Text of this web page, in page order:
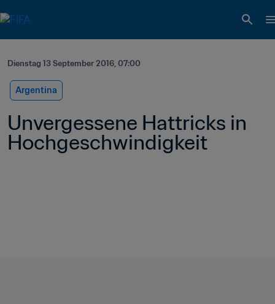
Dienstag 13 September 2016, 07:00
Argentina
Unvergessene Hattricks in
Hochgeschwindigkeit